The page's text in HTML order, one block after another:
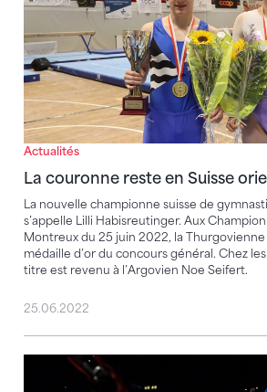
Actualités
La couronne reste en Suisse
La nouvelle championne suisse de
s’appelle Lilli Habisreutinger. Aux
Montreux du 25 juin 2022, la Thurgovienne
médaille d’or du concours général. Chez
titre est revenu à l’Argovien Noe Seifert.
25.06.2022
Victoire de l'équipe russe, la